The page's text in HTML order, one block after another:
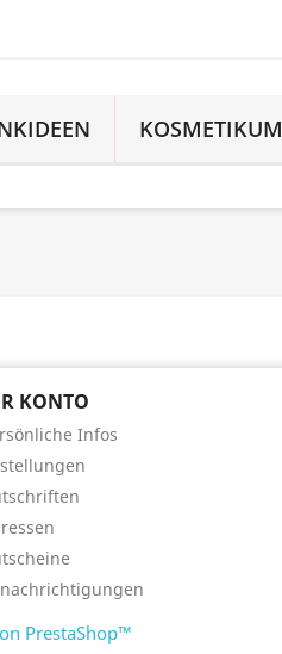
KOSMETIKUM
KONTO
Infos
PrestaShop™